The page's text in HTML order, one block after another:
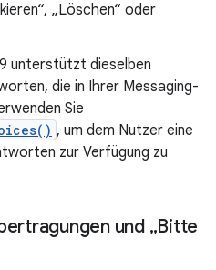
„Löschen“ oder
unterstützt dieselben
die in Ihrer Messaging-
Sie
, um dem Nutzer eine
zur Verfügung zu
und „Bitte